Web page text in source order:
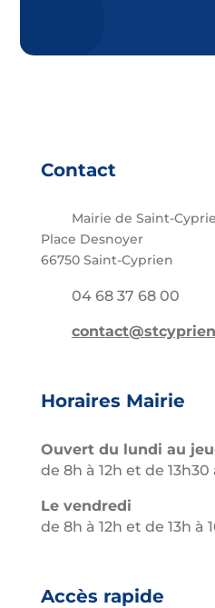
Contact
Mairie de Saint-
Place Desnoyer
66750 Saint-Cyprien
04 68 37 68 00
Horaires Mairie
Ouvert du lundi au
de 8h à 12h et de 13h30
Le vendredi
de 8h à 12h et de 13h à
Accès rapide